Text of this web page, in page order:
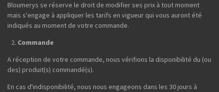
Bloumerys se réserve le droit de modifier ses prix à tout moment
mais s'engage à appliquer les tarifs en vigueur qui vous auront été
indiqués au moment de votre commande.
Commande
A réception de votre commande, nous vérifions la disponibilité du (ou
des) produit(s) commandé(s).
En cas d'indisponibilité, nous nous engageons dans les 30 jours à